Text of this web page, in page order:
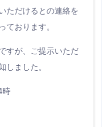
ただけるとの連絡を
ております。
すが、ご提示いただ
しました。
時